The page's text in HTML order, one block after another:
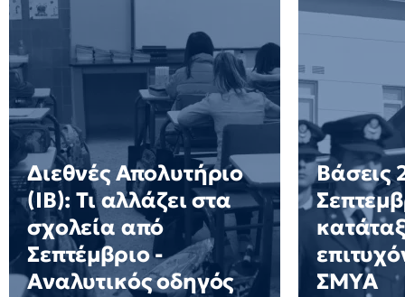
Διεθνές Απολυτήριο
(IB): Τι αλλάζει στα
σχολεία από
Σεπτέμβριο -
Αναλυτικός οδηγός
Βάσεις
ΣΜΥΑ